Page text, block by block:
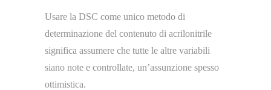
Usare la DSC come unico metodo di
determinazione del contenuto di acrilonitrile
significa assumere che tutte le altre variabili
siano note e controllate, un’assunzione spesso
ottimistica.